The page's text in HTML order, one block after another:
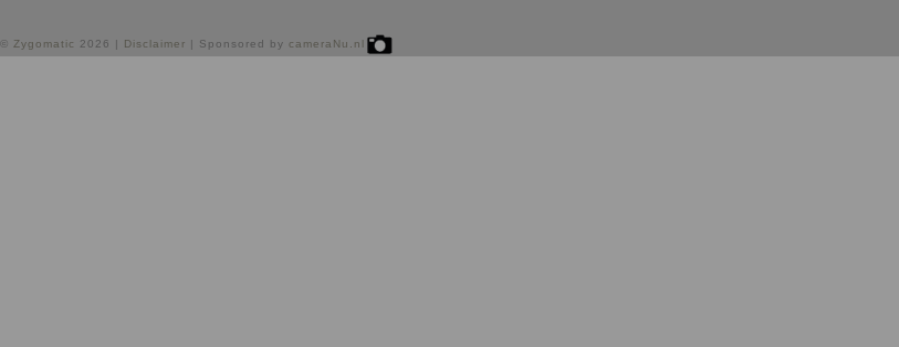
© Zygomatic 2026 | Disclaimer | Sponsored by cameraNu.nl